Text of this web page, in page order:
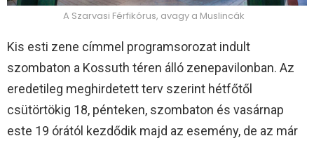
A Szarvasi Férfikórus, avagy a Muslincák
Kis esti zene címmel programsorozat indult
szombaton a Kossuth téren álló zenepavilonban. Az
eredetileg meghirdetett terv szerint hétfőtől
csütörtökig 18, pénteken, szombaton és vasárnap
este 19 órától kezdődik majd az esemény, de az már